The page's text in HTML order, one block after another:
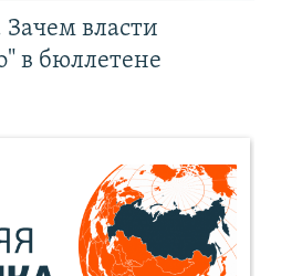
власти
в бюллетене